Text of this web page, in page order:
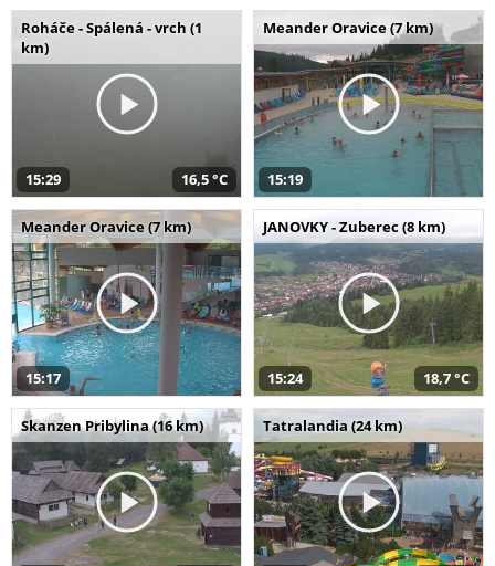
Roháče - Spálená - vrch (1
km)
15:29 16,5 °C
Meander Oravice (7 km)
15:19
Meander Oravice (7 km)
15:17
JANOVKY - Zuberec (8 km)
15:24 18,7 °C
Skanzen Pribylina (16 km) Tatralandia (24 km)